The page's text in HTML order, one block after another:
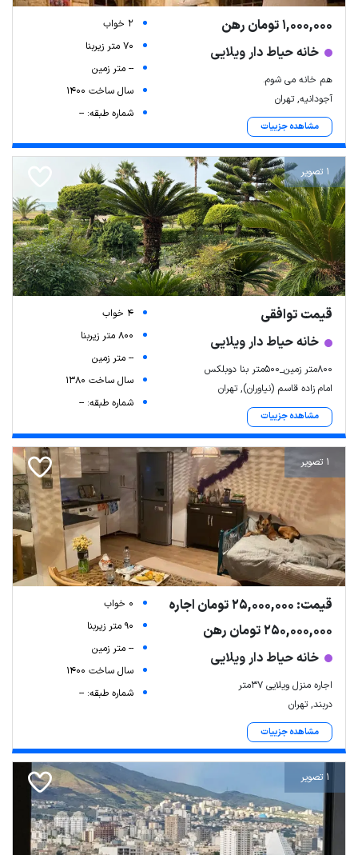
1,000,000 تومان رهن
خانه حیاط دار ویلایی
هم خانه می شوم.
آجودانیه, تهران
مشاهده جزییات
2 خواب
70 متر زیربنا
-- متر زمین
سال ساخت 1400
شماره طبقه: --
1 تصویر
قیمت توافقی
خانه حیاط دار ویلایی
۸۰۰متر زمین_۵۰۰متر بنا دوبلکس
امام زاده قاسم (نیاوران), تهران
مشاهده جزییات
4 خواب
800 متر زیربنا
-- متر زمین
سال ساخت 1380
شماره طبقه: --
1 تصویر
قیمت: 25,000,000 تومان اجاره
250,000,000 تومان رهن
خانه حیاط دار ویلایی
اجاره منزل ویلایی ۳۷متر
دربند, تهران
مشاهده جزییات
0 خواب
90 متر زیربنا
-- متر زمین
سال ساخت 1400
شماره طبقه: --
1 تصویر